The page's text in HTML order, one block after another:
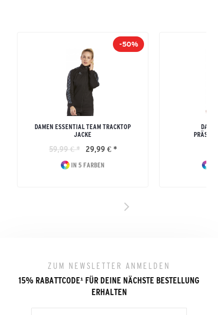
-50%
DAMEN ESSENTIAL TEAM TRACKTOP
JACKE
59,99 € * 29,99 € *
IN 5 FARBEN
ZUM NEWSLETTER ANMELDEN
15% RABATTCODE¹ FÜR DEINE NÄCHSTE BESTELLUNG
ERHALTEN